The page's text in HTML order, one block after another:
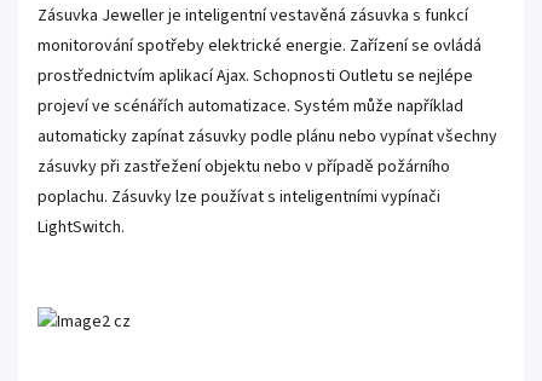
Zásuvka Jeweller je inteligentní vestavěná zásuvka s funkcí
monitorování spotřeby elektrické energie. Zařízení se ovládá
prostřednictvím aplikací Ajax. Schopnosti Outletu se nejlépe
projeví ve scénářích automatizace. Systém může například
automaticky zapínat zásuvky podle plánu nebo vypínat všechny
zásuvky při zastřežení objektu nebo v případě požárního
poplachu. Zásuvky lze používat s inteligentními vypínači
LightSwitch.